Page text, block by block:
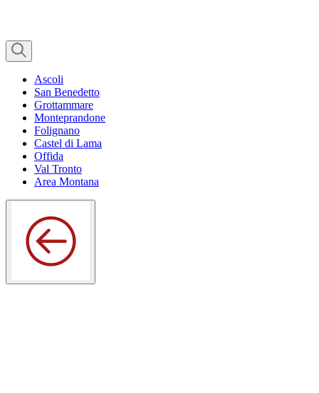
Ascoli
San Benedetto
Grottammare
Monteprandone
Folignano
Castel di Lama
Offida
Val Tronto
Area Montana